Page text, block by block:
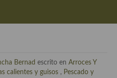
Bernad escrito en Arroces Y
calientes y guisos , Pescado y